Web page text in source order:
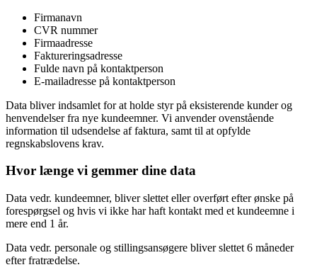
Firmanavn
CVR nummer
Firmaadresse
Faktureringsadresse
Fulde navn på kontaktperson
E-mailadresse på kontaktperson
Data bliver indsamlet for at holde styr på eksisterende kunder og
henvendelser fra nye kundeemner. Vi anvender ovenstående
information til udsendelse af faktura, samt til at opfylde
regnskabslovens krav.
Hvor længe vi gemmer dine data
Data vedr. kundeemner, bliver slettet eller overført efter ønske på
forespørgsel og hvis vi ikke har haft kontakt med et kundeemne i
mere end 1 år.
Data vedr. personale og stillingsansøgere bliver slettet 6 måneder
efter fratrædelse.